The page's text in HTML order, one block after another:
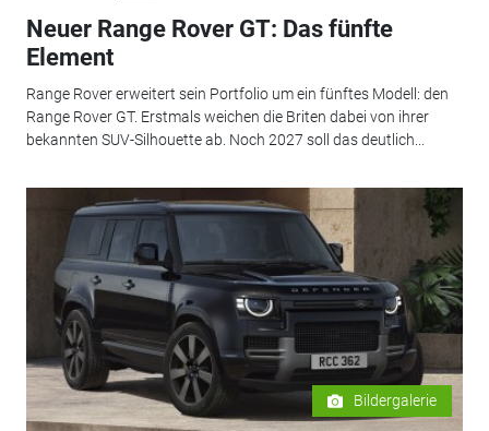
Neuer Range Rover GT: Das fünfte
Element
Range Rover erweitert sein Portfolio um ein fünftes Modell: den
Range Rover GT. Erstmals weichen die Briten dabei von ihrer
bekannten SUV-Silhouette ab. Noch 2027 soll das deutlich...
Bildergalerie